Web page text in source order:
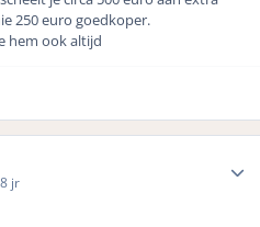
250 euro goedkoper.
hem ook altijd
8 jr